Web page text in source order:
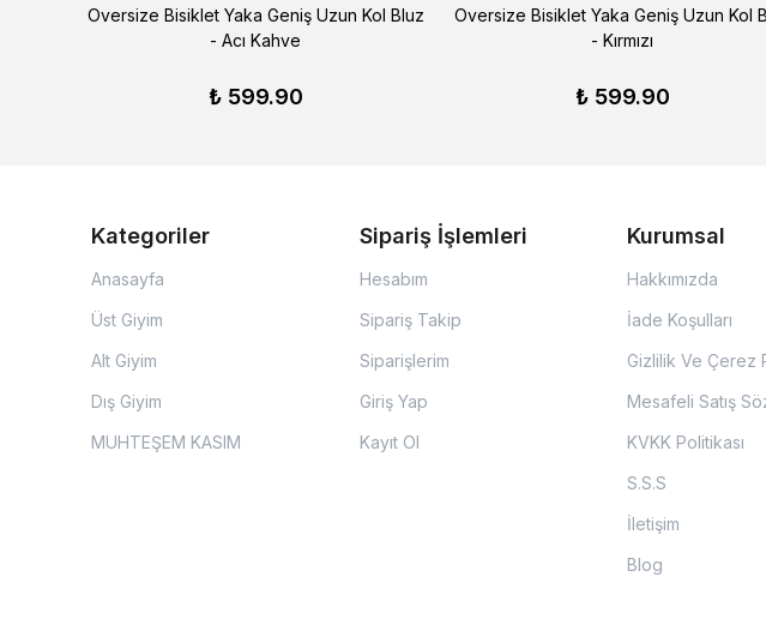
Oversize Bisiklet Yaka Geniş Uzun Kol Bluz
- Acı Kahve
₺ 599.90
Oversize Bisiklet Yaka Geniş Uzun Kol
- Kırmızı
₺ 599.90
Kategoriler
Anasayfa
Üst Giyim
Alt Giyim
Dış Giyim
MUHTEŞEM KASIM
Sipariş İşlemleri
Hesabım
Sipariş Takip
Siparişlerim
Giriş Yap
Kayıt Ol
Kurumsal
Hakkımızda
İade Koşulları
Gizlilik Ve Çerez
Mesafeli Satış
KVKK Politikası
S.S.S
İletişim
Blog